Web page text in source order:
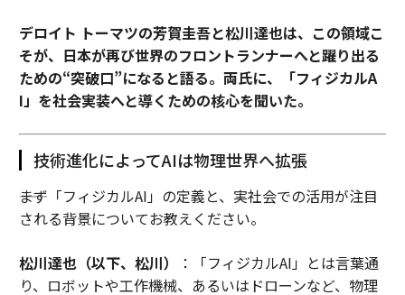
デロイト トーマツの芳賀圭吾と松川達也は、この領域こ
そが、日本が再び世界のフロントランナーへと躍り出る
ための“突破口”になると語る。両氏に、「フィジカルA
I」を社会実装へと導くための核心を聞いた。
技術進化によってAIは物理世界へ拡張
――まず「フィジカルAI」の定義と、実社会での活用が注目
される背景についてお教えください。
松川達也（以下、松川）
：「フィジカルAI」とは言葉通
り、ロボットや工作機械、あるいはドローンなど、物理